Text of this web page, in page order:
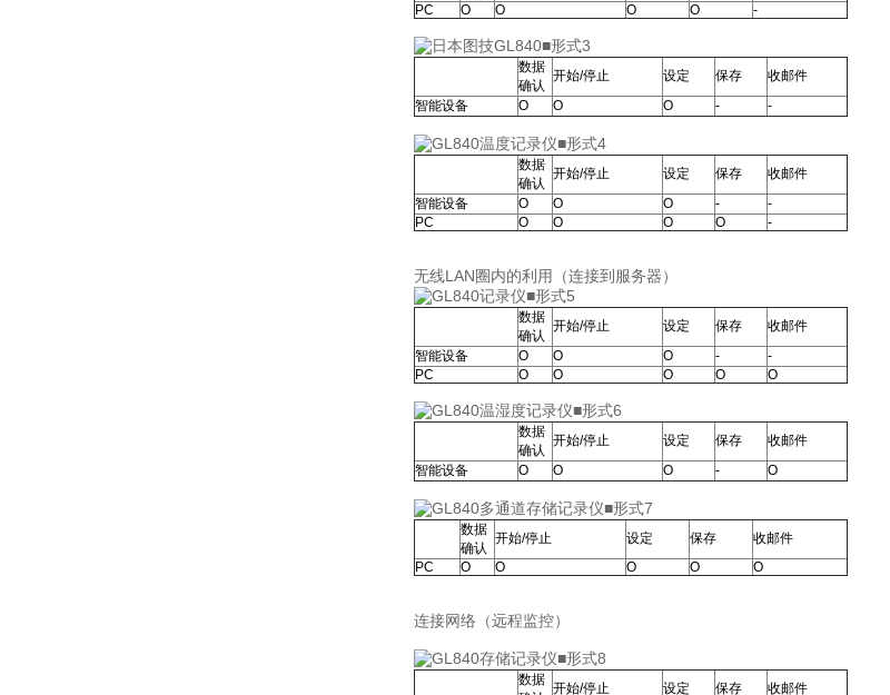
PC
Ο Ο Ο Ο -
■形式3
数据
确认
开始/停止 设定 保存
收邮件
智能设备
Ο Ο Ο - -
■形式4
数据
确认
开始/停止 设定 保存
收邮件
智能设备
Ο Ο Ο -
-
PC
Ο Ο Ο Ο -
无线LAN圈内的利用（连接到服务器）
■形式5
数据
确认
开始/停止 设定 保存
收邮件
智能设备
Ο Ο Ο -
-
PC
Ο Ο Ο Ο Ο
■形式6
数据
确认
开始/停止 设定 保存
收邮件
智能设备
Ο Ο Ο - Ο
■形式7
数据
确认
开始/停止 设定 保存
收邮件
PC
Ο Ο Ο Ο Ο
连接网络（远程监控）
■形式8
数据
开始/停止 设定 保存 收邮件